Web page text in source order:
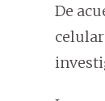
De